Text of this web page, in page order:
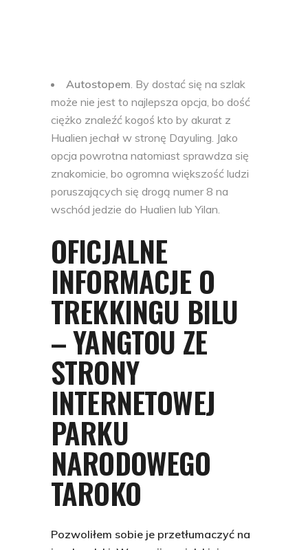
Autostopem. By dostać się na szlak
może nie jest to najlepsza opcja, bo dość
ciężko znaleźć kogoś kto by akurat z
Hualien jechał w stronę Dayuling. Jako
opcja powrotna natomiast sprawdza się
znakomicie, bo ogromna większość ludzi
poruszających się drogą numer 8 na
wschód jedzie do Hualien lub Yilan.
OFICJALNE
INFORMACJE O
TREKKINGU BILU
– YANGTOU ZE
STRONY
INTERNETOWEJ
PARKU
NARODOWEGO
TAROKO
Pozwoliłem sobie je przetłumaczyć na